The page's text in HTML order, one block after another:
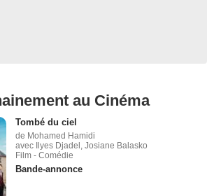
au Cinéma
Tombé du ciel
de Mohamed Hamidi
avec Ilyes Djadel, Josiane Balasko
Film - Comédie
Bande-annonce